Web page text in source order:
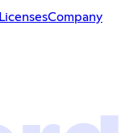
LicensesCompany